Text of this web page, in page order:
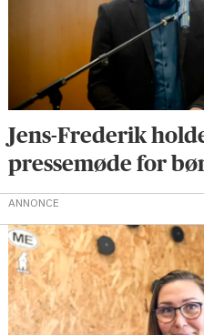
Jens-Frederik
pressemøde for
ANNONCE